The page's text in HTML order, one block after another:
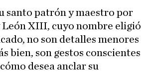
santo patrón y maestro por
León XIII, cuyo nombre eligió
no son detalles menores
bien, son gestos conscientes
desea anclar su